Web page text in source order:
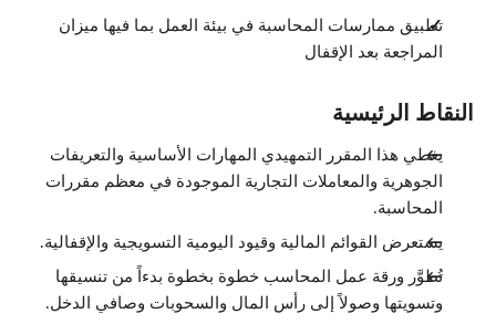
تطبيق ممارسات المحاسبة في بيئة العمل بما فيها ميزان
المراجعة بعد الإقفال
النقاط الرئيسية
يغطي هذا المقرر التمهيدي المهارات الأساسية والتعريفات
الجوهرية والمعاملات التجارية الموجودة في معظم مقررات
المحاسبة.
يستعرض القوائم المالية وقيود اليومية التسويجية والإقفالية.
تُطوَّر ورقة عمل المحاسب خطوة بخطوة بدءاً من تنسيقها
وتسويتها وصولاً إلى رأس المال والسحوبات وصافي الدخل.